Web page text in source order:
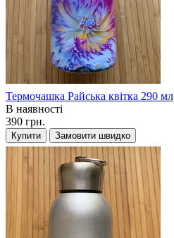
Термочашка Райська квітка 290 мл
В наявності
390 грн.
Купити Замовити швидко